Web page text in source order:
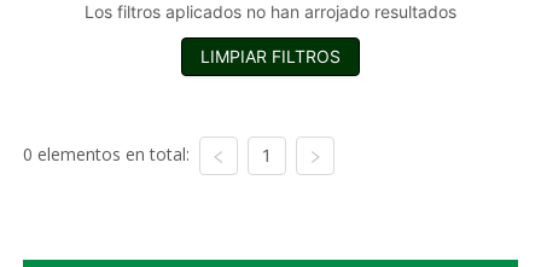
Los filtros aplicados no han arrojado resultados
LIMPIAR FILTROS
0 elementos en total: 1